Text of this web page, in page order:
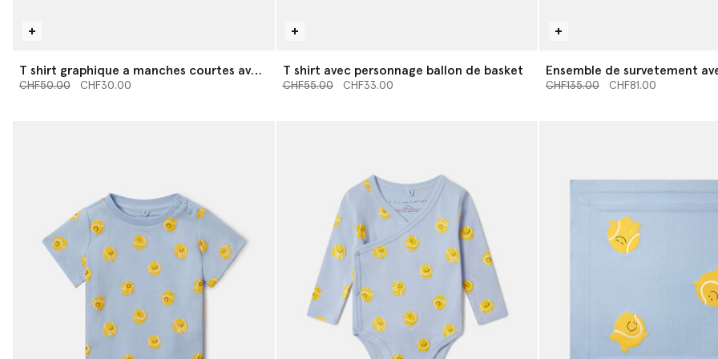
T shirt graphique a manches courtes avec
baleine
Prix réduit à partir de
CHF50.00jusqu’à
CHF30.00
T shirt avec personnage ballon de basket
Prix réduit à partir de
CHF55.00jusqu’à
CHF33.00
Ensemble de survetement
musique
Prix réduit à partir de
CHF135.00jusqu’à
CHF81.00